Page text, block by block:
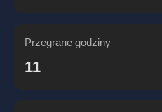
Przegrane godziny
11